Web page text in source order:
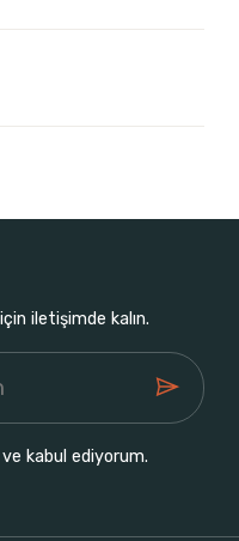
iletişimde kalın.
kabul ediyorum.